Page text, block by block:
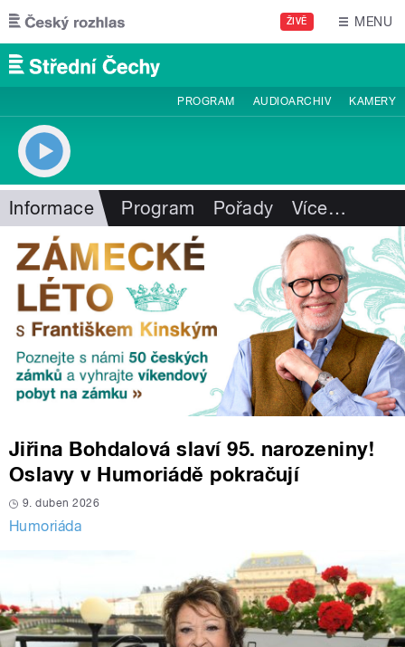
Přejít k hlavnímu obsahu
ŽIVĚ MENU
PROGRAM AUDIOARCHIV KAMERY
Informace Program Pořady Více…
Jiřina Bohdalová slaví 95. narozeniny!
Oslavy v Humoriádě pokračují
9. duben 2026
Humoriáda